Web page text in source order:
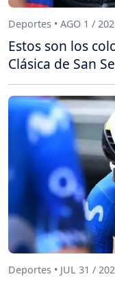
Deportes • AGO 1 /
Estos son los
Clásica de San
Deportes • JUL 31 /